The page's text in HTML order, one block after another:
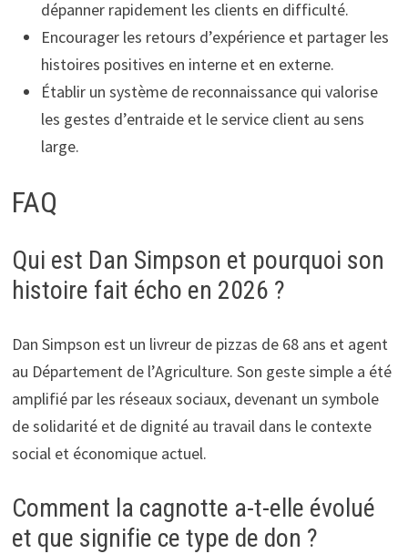
dépanner rapidement les clients en difficulté.
Encourager les retours d’expérience et partager les
histoires positives en interne et en externe.
Établir un système de reconnaissance qui valorise
les gestes d’entraide et le service client au sens
large.
FAQ
Qui est Dan Simpson et pourquoi son
histoire fait écho en 2026 ?
Dan Simpson est un livreur de pizzas de 68 ans et agent
au Département de l’Agriculture. Son geste simple a été
amplifié par les réseaux sociaux, devenant un symbole
de solidarité et de dignité au travail dans le contexte
social et économique actuel.
Comment la cagnotte a-t-elle évolué
et que signifie ce type de don ?